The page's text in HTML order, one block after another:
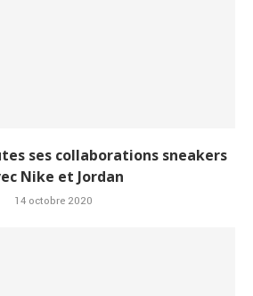
ses collaborations sneakers
Nike et Jordan
14 octobre 2020